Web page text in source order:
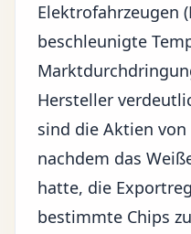
Elektrofahrzeugen
beschleunigte
Hersteller
sind die Aktien von
nachdem das
hatte, die
bestimmte Chips